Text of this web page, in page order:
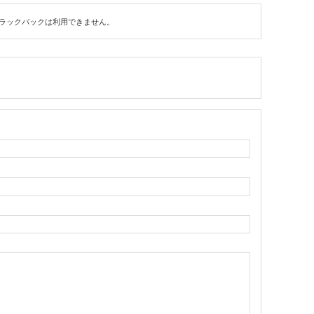
ックバックは利用できません。